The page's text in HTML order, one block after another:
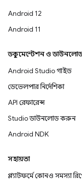
Android 12
Android 11
ডকুমেন্টেশন ও
Android Studio গাইড
ডেভেলপার নির্দেশিকা
API রেফারেন্স
Studio ডাউনলোড করুন
Android NDK
সহায়তা
প্ল্যাটফর্মে কোনও সমস্যা